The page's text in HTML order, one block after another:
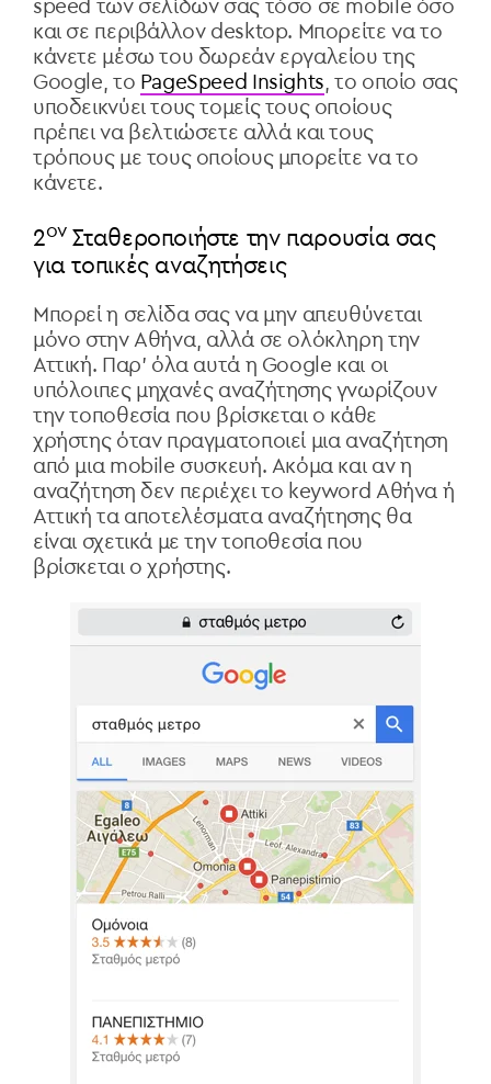
speed των σελίδων σας τόσο σε mobile όσο
και σε περιβάλλον desktop. Μπορείτε να το
κάνετε μέσω του δωρεάν εργαλείου της
Google, το PageSpeed Insights , το οποίο σας
υποδεικνύει τους τομείς τους οποίους
πρέπει να βελτιώσετε αλλά και τους
τρόπους με τους οποίους μπορείτε να το
κάνετε.
2ον Σταθεροποιήστε την παρουσία σας
για τοπικές αναζητήσεις
Μπορεί η σελίδα σας να μην απευθύνεται
μόνο στην Αθήνα, αλλά σε ολόκληρη την
Αττική. Παρ’ όλα αυτά η Google και οι
υπόλοιπες μηχανές αναζήτησης γνωρίζουν
την τοποθεσία που βρίσκεται ο κάθε
χρήστης όταν πραγματοποιεί μια αναζήτηση
από μια mobile συσκευή. Ακόμα και αν η
αναζήτηση δεν περιέχει το keyword Αθήνα ή
Αττική τα αποτελέσματα αναζήτησης θα
είναι σχετικά με την τοποθεσία που
βρίσκεται ο χρήστης.